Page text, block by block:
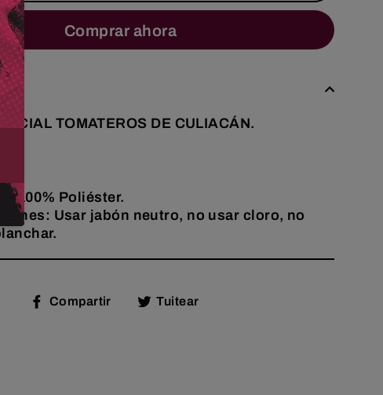
Comprar ahora
TOMATEROS DE CULIACÁN.
100% Poliéster.
Usar jabón neutro, no usar cloro, no
Compartir
Compartir
Tuitear